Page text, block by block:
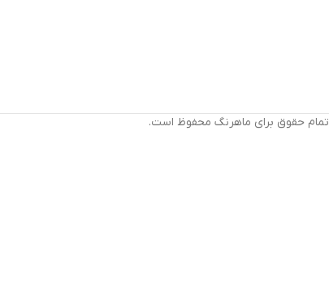
تمام حقوق برای ماهرنگ محفوظ است.